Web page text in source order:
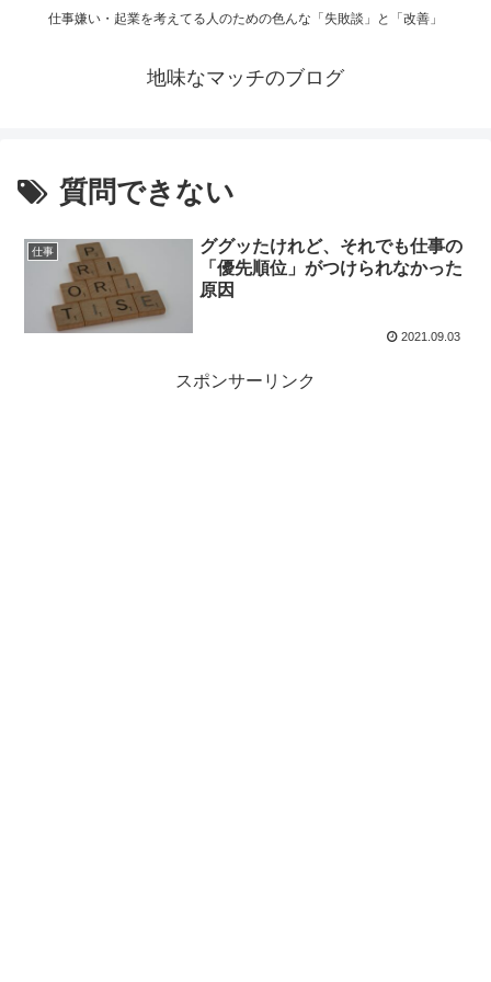
仕事嫌い・起業を考えてる人のための色んな「失敗談」と「改善」
地味なマッチのブログ
質問できない
仕事
ググッたけれど、それでも仕事の
「優先順位」がつけられなかった
原因
2021.09.03
スポンサーリンク